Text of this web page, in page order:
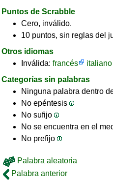
Puntos de Scrabble
Cero, inválido.
10 puntos, sin reglas del
Otros idiomas
Inválida: francés italiano
Categorías sin palabras
Ninguna palabra dentro
No epéntesis
No sufijo
No se encuentra en el
No prefijo
Palabra aleatoria
Palabra anterior